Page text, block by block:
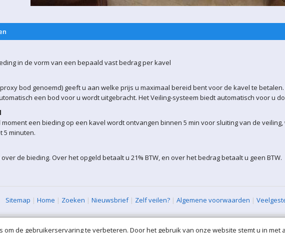
in de vorm van een bepaald vast bedrag per kavel
bod genoemd) geeft u aan welke prijs u maximaal bereid bent voor de kavel te
een bod voor u wordt uitgebracht. Het Veiling-systeem biedt automatisch voor u
een bieding op een kavel wordt ontvangen binnen 5 min voor sluiting van de
5 minuten.
de bieding. Over het opgeld betaalt u 21% BTW, en over het bedrag betaalt u geen BTW.
Sitemap | Home | Zoeken | Nieuwsbrief| Zelf veilen? | Algemene voorwaarden |
XML Sitemap| All rights reserved (VLAVEM-WEB-1)
om de gebruikerservaring te verbeteren. Door het gebruik van onze website stemt u in